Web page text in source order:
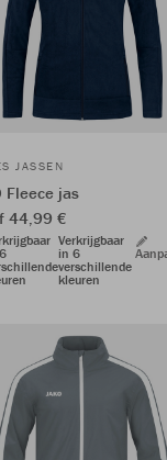
JASSEN
Fleece jas
44,99 €
Verkrijgbaar
in 6
verschillende
kleuren